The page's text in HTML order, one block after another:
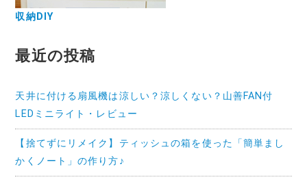
収納DIY
最近の投稿
天井に付ける扇風機は涼しい？涼しくない？山善FAN付
LEDミニライト・レビュー
【捨てずにリメイク】ティッシュの箱を使った「簡単まし
かくノート」の作り方♪